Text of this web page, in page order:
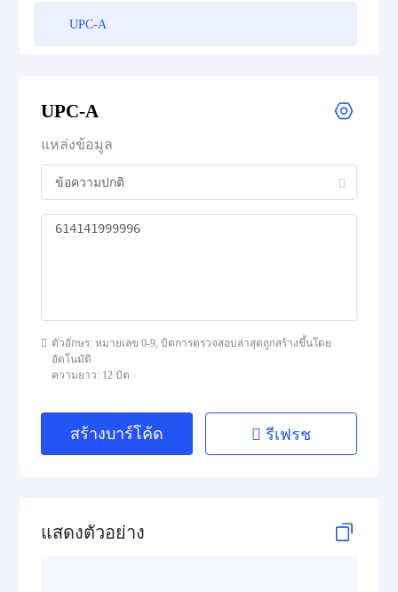
UPC-A
UPC Supplemental 2-Digit
UPC Supplemental 5-Digit
UPC-A
แหล่งข้อมูล
ตัวอักษร: หมายเลข 0-9, บิตการตรวจสอบล่าสุดถูกสร้างขึ้นโดย
อัตโนมัติ
ความยาว: 12 บิต
สร้างบาร์โค้ด รีเฟรช
แสดงตัวอย่าง